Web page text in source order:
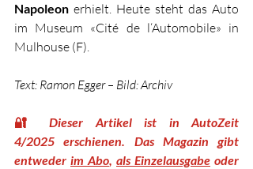
Napoleon erhielt. Heute steht das Auto
im Museum «Cité de l‘Automobile» in
Mulhouse (F).
Text: Ramon Egger – Bild: Archiv
🔐 Dieser Artikel ist in AutoZeit
4/2025 erschienen. Das Magazin gibt
entweder im Abo, als Einzelausgabe oder